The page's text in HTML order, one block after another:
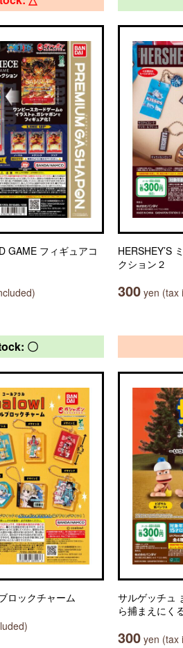
GAME フィギュアコ
HERSHEY’S
クション２
300 yen (tax
〇
ロックチャーム
サルゲッチュ
ら捕まえにく
300 yen (tax